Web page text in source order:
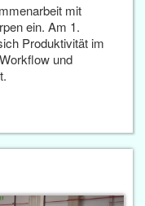
mit
ein. Am 1.
Produktivität im
und